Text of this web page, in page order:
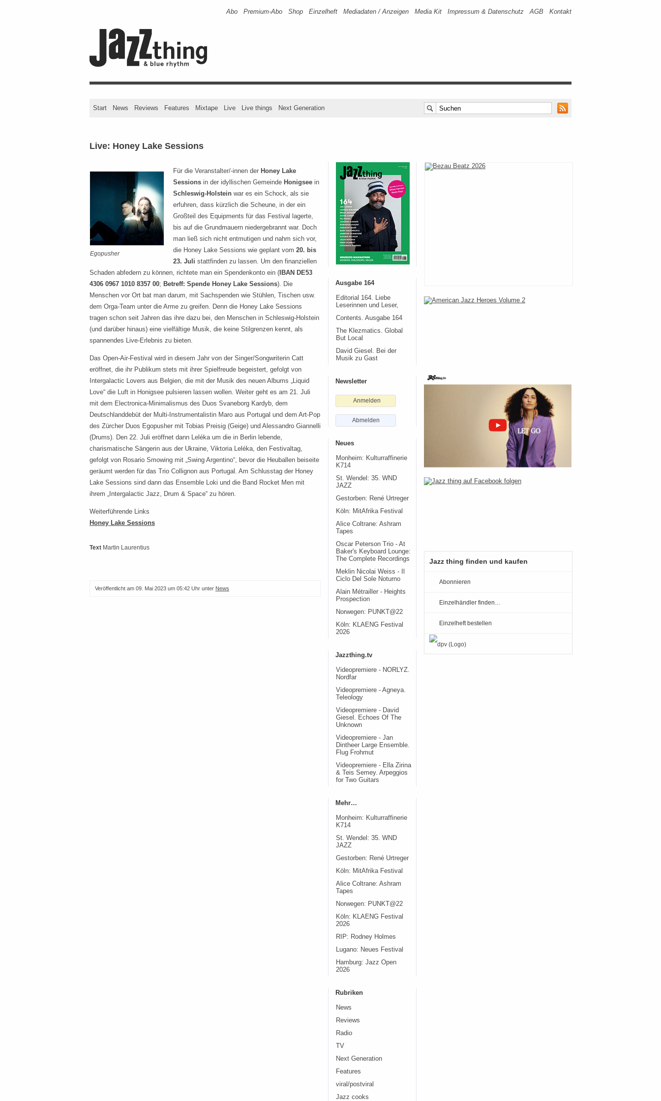
Abo Premium-Abo Shop Einzelheft Mediadaten / Anzeigen Media Kit Impressum & Datenschutz AGB Kontakt
Start News Reviews Features Mixtape Live Live things Next Generation
Live: Honey Lake Sessions
Egopusher
Für die Veranstalter/-innen der Honey Lake
Sessions in der idyllischen Gemeinde Honigsee in
Schleswig-Holstein war es ein Schock, als sie
erfuhren, dass kürzlich die Scheune, in der ein
Großteil des Equipments für das Festival lagerte,
bis auf die Grundmauern niedergebrannt war. Doch
man ließ sich nicht entmutigen und nahm sich vor,
die Honey Lake Sessions wie geplant vom 20. bis
23. Juli stattfinden zu lassen. Um den finanziellen
Schaden abfedern zu können, richtete man ein Spendenkonto ein ( IBAN DE53
4306 0967 1010 8357 00; Betreff: Spende Honey Lake Sessions). Die
Menschen vor Ort bat man darum, mit Sachspenden wie Stühlen, Tischen usw.
dem Orga-Team unter die Arme zu greifen. Denn die Honey Lake Sessions
tragen schon seit Jahren das ihre dazu bei, den Menschen in Schleswig-Holstein
(und darüber hinaus) eine vielfältige Musik, die keine Stilgrenzen kennt, als
spannendes Live-Erlebnis zu bieten.
Das Open-Air-Festival wird in diesem Jahr von der Singer/Songwriterin Catt
eröffnet, die ihr Publikum stets mit ihrer Spielfreude begeistert, gefolgt von
Intergalactic Lovers aus Belgien, die mit der Musik des neuen Albums „Liquid
Love“ die Luft in Honigsee pulsieren lassen wollen. Weiter geht es am 21. Juli
mit dem Electronica-Minimalismus des Duos Svaneborg Kardyb, dem
Deutschlanddebüt der Multi-Instrumentalistin Maro aus Portugal und dem Art-Pop
des Zürcher Duos Egopusher mit Tobias Preisig (Geige) und Alessandro Giannelli
(Drums). Den 22. Juli eröffnet dann Leléka um die in Berlin lebende,
charismatische Sängerin aus der Ukraine, Viktoria Leléka, den Festivaltag,
gefolgt von Rosario Smowing mit „Swing Argentino“, bevor die Heuballen beiseite
geräumt werden für das Trio Collignon aus Portugal. Am Schlusstag der Honey
Lake Sessions sind dann das Ensemble Loki und die Band Rocket Men mit
ihrem „Intergalactic Jazz, Drum & Space“ zu hören.
Weiterführende Links
Honey Lake Sessions
Text Martin Laurentius
Veröffentlicht am 09. Mai 2023 um 05:42 Uhr unter News
Ausgabe 164
Editorial 164. Liebe
Leserinnen und Leser,
Contents. Ausgabe 164
The Klezmatics. Global
But Local
David Giesel. Bei der
Musik zu Gast
Newsletter
Anmelden
Abmelden
Neues
Monheim: Kulturraffinerie
K714
St. Wendel: 35. WND
JAZZ
Gestorben: René Urtreger
Köln: MitAfrika Festival
Alice Coltrane: Ashram
Tapes
Oscar Peterson Trio - At
Baker's Keyboard Lounge:
The Complete Recordings
Meklin Nicolai Weiss - Il
Ciclo Del Sole Noturno
Alain Métrailler - Heights
Prospection
Norwegen: PUNKT@22
Köln: KLAENG Festival
2026
Jazzthing.tv
Videopremiere - NORLYZ.
Nordfar
Videopremiere - Agneya.
Teleology
Videopremiere - David
Giesel. Echoes Of The
Unknown
Videopremiere - Jan
Dintheer Large Ensemble.
Flug Frohmut
Videopremiere - Ella Zirina
& Teis Semey. Arpeggios
for Two Guitars
Mehr…
Monheim: Kulturraffinerie
K714
St. Wendel: 35. WND
JAZZ
Gestorben: René Urtreger
Köln: MitAfrika Festival
Alice Coltrane: Ashram
Tapes
Norwegen: PUNKT@22
Köln: KLAENG Festival
2026
RIP: Rodney Holmes
Lugano: Neues Festival
Hamburg: Jazz Open
2026
Rubriken
News
Reviews
Radio
TV
Next Generation
Features
viral/postviral
Jazz cooks
Jazz thing finden und kaufen
Abonnieren
Einzelhändler finden…
Einzelheft bestellen